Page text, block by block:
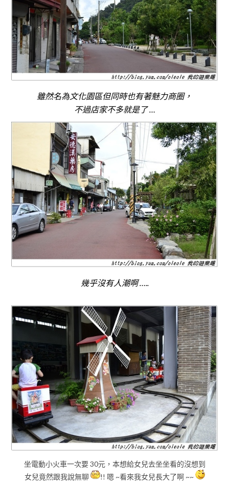
雖然名為文化園區但同時也有著魅力商圈，
不過店家不多就是了 …
幾乎沒有人潮啊 …..
坐電動小火車一次要 30元，本想給女兒去坐坐看的沒想到
女兒竟然跟我說無聊
!! 嗯 ~看來我女兒長大了啊 ~~